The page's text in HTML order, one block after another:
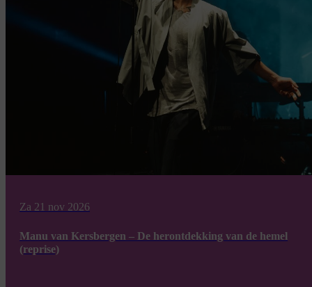
Za 21 nov 2026
Manu van Kersbergen – De herontdekking van de hemel
(reprise)